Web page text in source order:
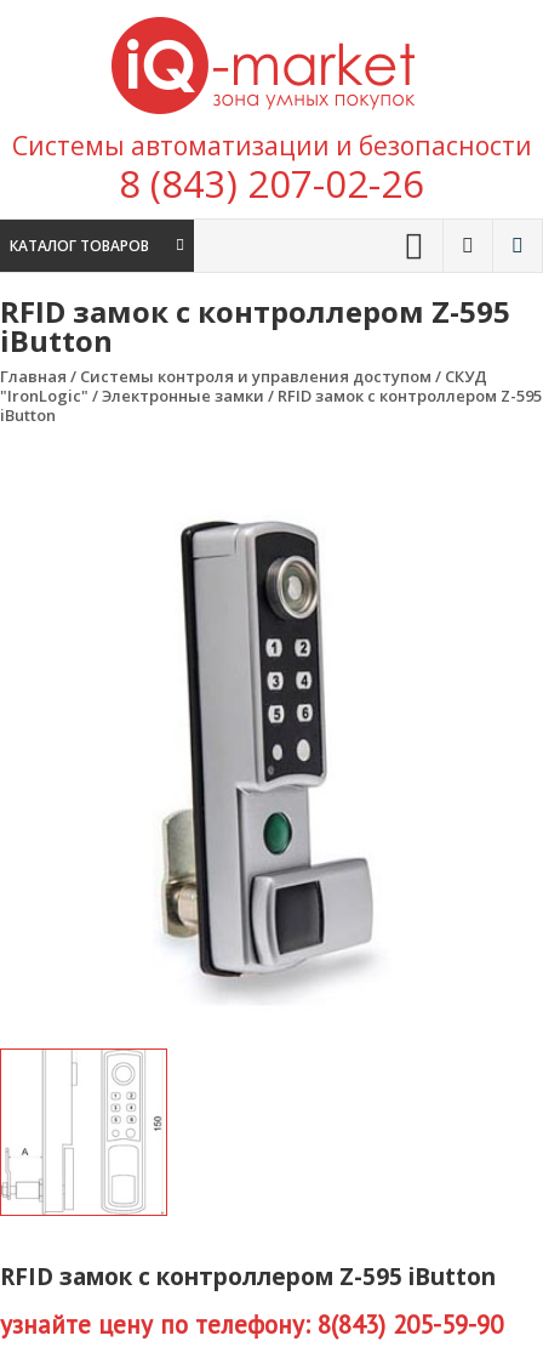
Перейти к содержимому
покупок
Системы автоматизации и безопасности
8 (843) 207-02-26
КАТАЛОГ ТОВАРОВ
RFID замок с контроллером Z-595
iButton
Главная / Системы контроля и управления доступом / СКУД
"IronLogic" /Электронные замки / RFID замок с контроллером Z-595
iButton
RFID замок с контроллером Z-595 iButton
узнайте цену по телефону: 8(843) 205-59-90